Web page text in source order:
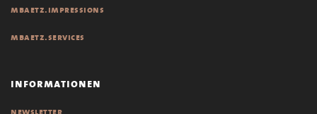
mbaetz.impressions
mbaetz.services
informationen